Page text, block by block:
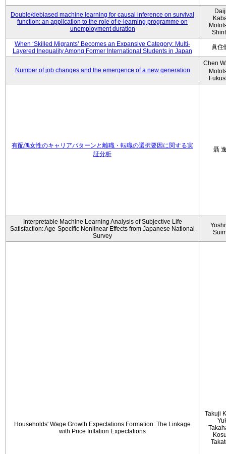
Double/debiased machine learning for causal inference on survival
function: an application to the role of e-learning programme on
unemployment duration
When ‘Skilled Migrants’ Becomes an Expansive Category: Multi-
Layered Inequality Among Former International Students in Japan
眞住
Number of job changes and the emergence of a new generation
Chen
有配偶女性のキャリアパターンと離職・転職の選択要因に関する実
証分析
聶
Interpretable Machine Learning Analysis of Subjective Life
Satisfaction: Age-Specific Nonlinear Effects from Japanese National
Survey
Households' Wage Growth Expectations Formation: The Linkage
with Price Inflation Expectations
Takuji